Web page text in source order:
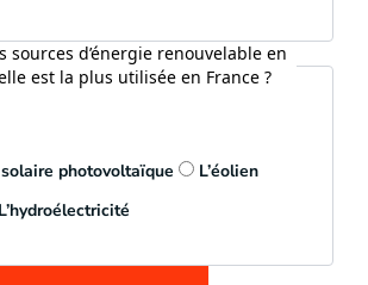
sources d’énergie renouvelable en
est la plus utilisée en France ?
solaire photovoltaïque
L’éolien
L’hydroélectricité